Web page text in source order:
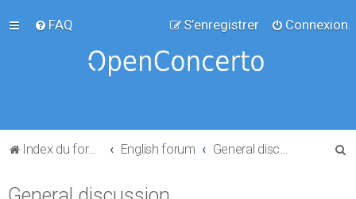
FAQ Connexion
S’enregistrer
Index du forum English forum